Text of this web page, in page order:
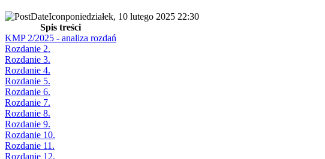
poniedziałek, 10 lutego 2025 22:30
Spis treści
KMP 2/2025 - analiza rozdań
Rozdanie 2.
Rozdanie 3.
Rozdanie 4.
Rozdanie 5.
Rozdanie 6.
Rozdanie 7.
Rozdanie 8.
Rozdanie 9.
Rozdanie 10.
Rozdanie 11.
Rozdanie 12.